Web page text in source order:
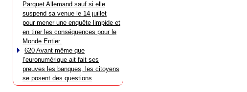
Parquet Allemand sauf si elle
suspend sa venue le 14 juillet
pour mener une enquête limpide et
en tirer les conséquences pour le
Monde Entier.
620 Avant même que
l’euronumérique ait fait ses
preuves les banques, les citoyens
se posent des questions